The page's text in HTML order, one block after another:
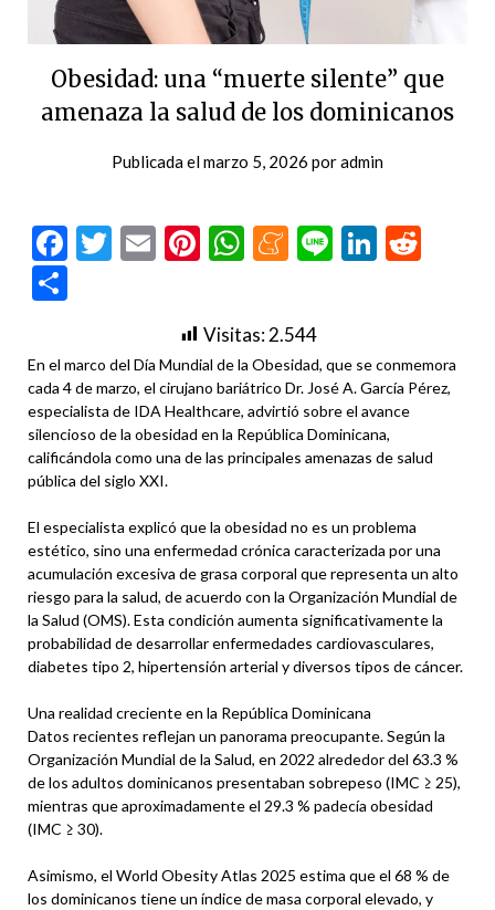
Obesidad: una “muerte silente” que
amenaza la salud de los dominicanos
Publicada elmarzo 5, 2026 poradmin
Facebook
Twitter
EmailPinterest
WhatsApp
Meneame
Line
Visitas:2.544
En el marco del Día Mundial de la Obesidad, que se conmemora
cada 4 de marzo, el cirujano bariátrico Dr. José A. García Pérez,
especialista de IDA Healthcare, advirtió sobre el avance
silencioso de la obesidad en la República Dominicana,
calificándola como una de las principales amenazas de salud
pública del siglo XXI.
El especialista explicó que la obesidad no es un problema
estético, sino una enfermedad crónica caracterizada por una
acumulación excesiva de grasa corporal que representa un alto
riesgo para la salud, de acuerdo con la Organización Mundial de
la Salud (OMS). Esta condición aumenta significativamente la
probabilidad de desarrollar enfermedades cardiovasculares,
diabetes tipo 2, hipertensión arterial y diversos tipos de cáncer.
Una realidad creciente en la República Dominicana
Datos recientes reflejan un panorama preocupante. Según la
Organización Mundial de la Salud, en 2022 alrededor del 63.3 %
de los adultos dominicanos presentaban sobrepeso (IMC ≥ 25),
mientras que aproximadamente el 29.3 % padecía obesidad
(IMC ≥ 30).
Asimismo, el World Obesity Atlas 2025 estima que el 68 % de
los dominicanos tiene un índice de masa corporal elevado, y